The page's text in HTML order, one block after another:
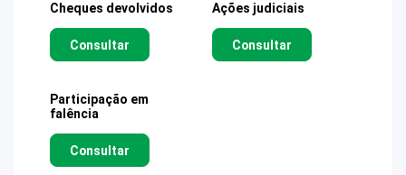
Cheques devolvidos
Consultar
Ações judiciais
Consultar
Participação em
falência
Consultar